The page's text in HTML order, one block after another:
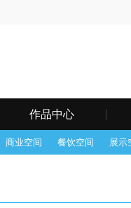
郑州
作品中心
商业空间 餐饮空间 展示